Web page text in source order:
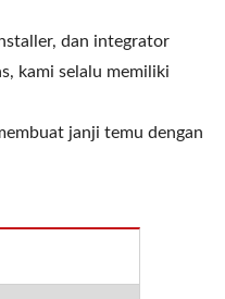
dan integrator
kami selalu memiliki
janji temu dengan